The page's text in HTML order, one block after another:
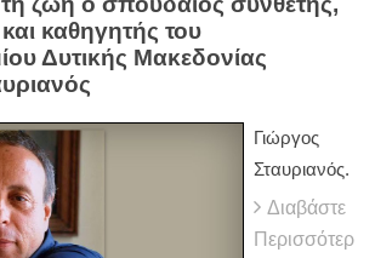
καθηγητής του
Δυτικής Μακεδονίας
Γιώργος
Σταυριανός.
Διαβάστε
Περισσότερ